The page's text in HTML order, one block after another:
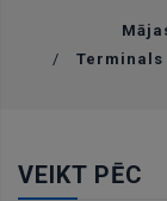
/
VEIKT PĒC